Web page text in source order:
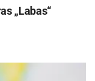
„Labas“